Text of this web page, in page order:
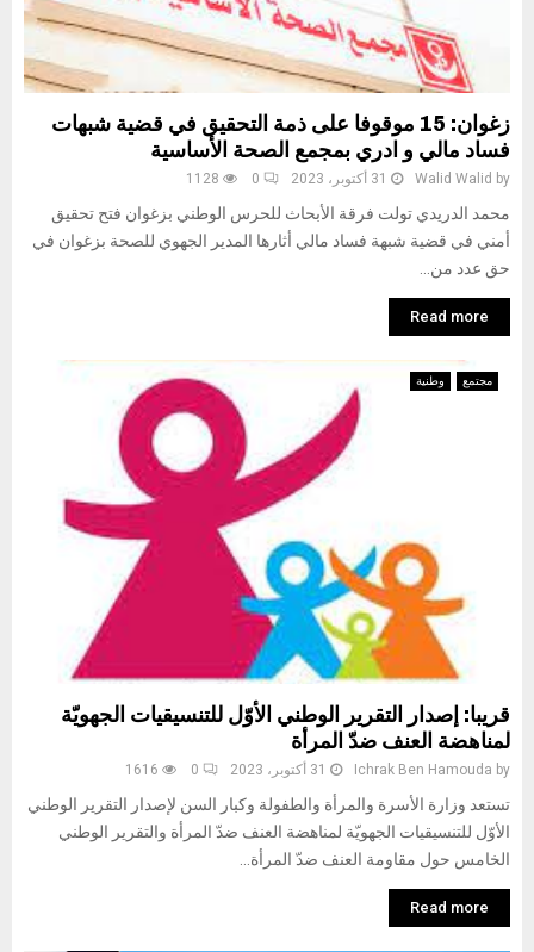
زغوان: 15 موقوفا على ذمة التحقيق في قضية شبهات
فساد مالي و ادري بمجمع الصحة الأساسية
by
Walid Walid 31 أكتوبر، 2023 0
1128
محمد الدريدي تولت فرقة الأبحاث للحرس الوطني بزغوان فتح تحقيق
أمني في قضية شبهة فساد مالي أثارها المدير الجهوي للصحة بزغوان في
حق عدد من...
Read more
مجتمع وطنية
قريبا: إصدار التقرير الوطني الأوّل للتنسيقيات الجهويّة
لمناهضة العنف ضدّ المرأة
by
Ichrak Ben Hamouda 31 أكتوبر، 2023 0
1616
تستعد وزارة الأسرة والمرأة والطفولة وكبار السن لإصدار التقرير الوطني
الأوّل للتنسيقيات الجهويّة لمناهضة العنف ضدّ المرأة والتقرير الوطني
الخامس حول مقاومة العنف ضدّ المرأة...
Read more